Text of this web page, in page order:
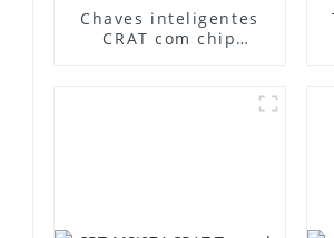
Chaves inteligentes
CRAT com chip